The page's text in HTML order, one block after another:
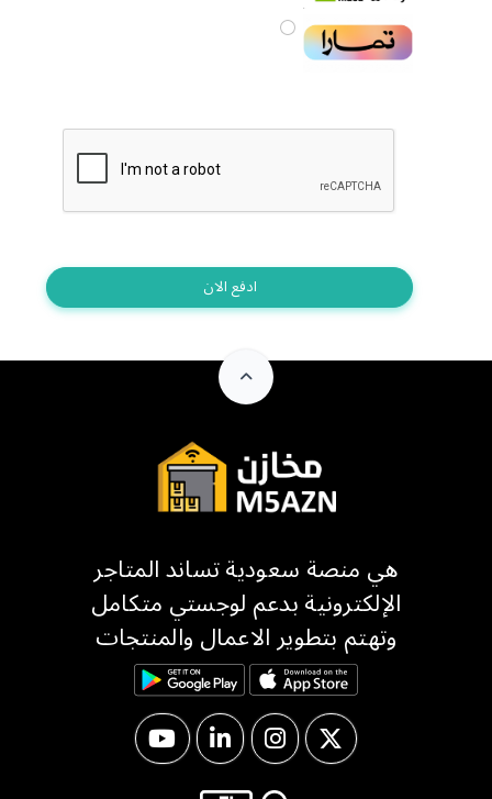
ادفع الان
هي منصة سعودية تساند المتاجر
الإلكترونية بدعم لوجستي متكامل
وتهتم بتطوير الاعمال والمنتجات